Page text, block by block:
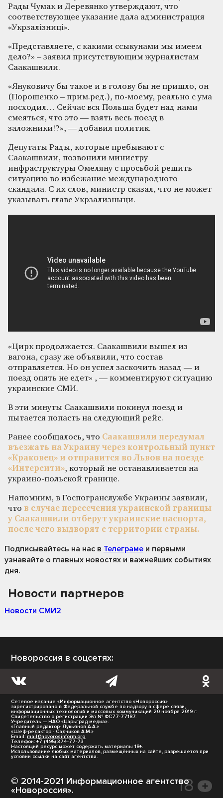
Рады Чумак и Деревянко утверждают, что
соответствующее указание дала администрация
«Укрзалізниці».
«Представляете, с какими ссыкунами мы имеем
дело?» – заявил присутствующим журналистам
Саакашвили.
«Януковичу бы такое и в голову бы не пришло, он
(Порошенко – прим.ред.), по-моему, реально с ума
посходил… Сейчас вся Польша будет над нами
смеяться, что это — взять весь поезд в
заложники!?», — добавил политик.
Депутаты Рады, которые пребывают с
Саакашвили, позвонили министру
инфраструктуры Омеляну с просьбой решить
ситуацию во избежание международного
скандала. С их слов, министр сказал, что не может
указывать главе Укрзализныци.
«Цирк продолжается. Саакашвили вышел из
вагона, сразу же объявили, что состав
отправляется. Но он успел заскочить назад — и
поезд опять не едет» , — комментируют ситуацию
украинские СМИ.
В эти минуты Саакашвили покинул поезд и
пытается попасть на следующий рейс.
Ранее сообщалось, что Саакашвили передумал
въезжать на Украину через контрольный пункт
«Краковец» и отправится во Львов на поезде
«Интерсити», который не останавливается на
украино-польской границе.
Напомним, в Госпогранслужбе Украины заявили,
что в случае пересечения украинской границы
у Саакашвили отберут украинские паспорта,
после чего выдворят с территории страны.
Подписывайтесь на нас в Телеграме и первыми
узнавайте о главных новостях и важнейших событиях
дня.
Новости партнеров
Новости СМИ2
Новороссия в соцсетях:
Сетевое издание «Информационное агентство «Новороссия»
зарегистрировано в Федеральной службе по надзору в сфере связи,
информационных технологий и массовых коммуникаций 20 ноября 2019 г.
Свидетельство о регистрации Эл № ФС77-77187.
Учредитель — НАО «Царьград медиа».
«Главный редактор- Лукьянов А.А.»
«Шеф-редактор - Садчиков А.М.»
Email: mail@novorosinform.org
Телефон: +7 (495) 374-77-73
Настоящий ресурс может содержать материалы 18+.
Использование любых материалов, размещённых на сайте, разрешается при
условии ссылки на сайт агентства.
© 2014-2021 Информационное агентство
«Новороссия».